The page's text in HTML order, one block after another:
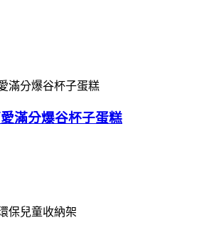
愛滿分爆谷杯子蛋糕